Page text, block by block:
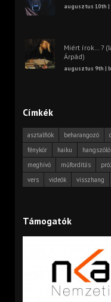
augusztus 10th |
Miért írok… ?
Árpád)
augusztus 9th |
Címkék
asztalfiók beharangozó
fénykör
haiku hangszóló
meghívó
műfordítás
vers
videók visszhang
Támogatók